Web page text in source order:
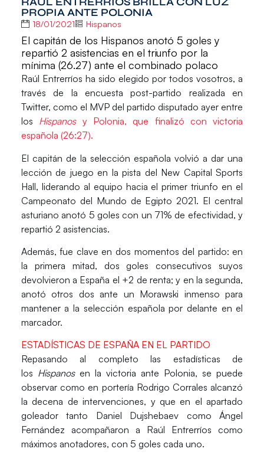
PROPIA ANTE POLONIA
18/01/2021 Hispanos
El capitán de los Hispanos anotó 5 goles y
repartió 2 asistencias en el triunfo por la
mínima (26.27) ante el combinado polaco
Raúl Entrerríos ha sido elegido por todos vosotros, a
través de la encuesta post-partido realizada en
Twitter, como el MVP del partido disputado ayer entre
los Hispanosy Polonia, que finalizó con victoria
española (26:27).
El capitán de la selección española volvió a dar una
lección de juego en la pista del New Capital Sports
Hall, liderando al equipo hacia el primer triunfo en el
Campeonato del Mundo de Egipto 2021. El central
asturiano anotó 5 golescon un 71% de efectividad, y
repartió 2 asistencias.
Además, fue clave en dos momentos del partido: en
la primera mitad, dos goles consecutivos suyos
devolvieron a España el +2 de renta; y en la segunda,
anotó otros dos ante un Morawski inmenso para
mantener a la selección española por delante en el
marcador.
ESTADÍSTICAS DE ESPAÑA EN EL PARTIDO
Repasando al completo las estadísticas de
los Hispanosen la victoria ante Polonia, se puede
observar como en portería Rodrigo Corrales alcanzó
la decena de intervenciones, y que en el apartado
goleador tanto Daniel Dujshebaev comoÁngel
Fernández acompañaron a Raúl Entrerríos como
máximos anotadores, con 5 goles cada uno.